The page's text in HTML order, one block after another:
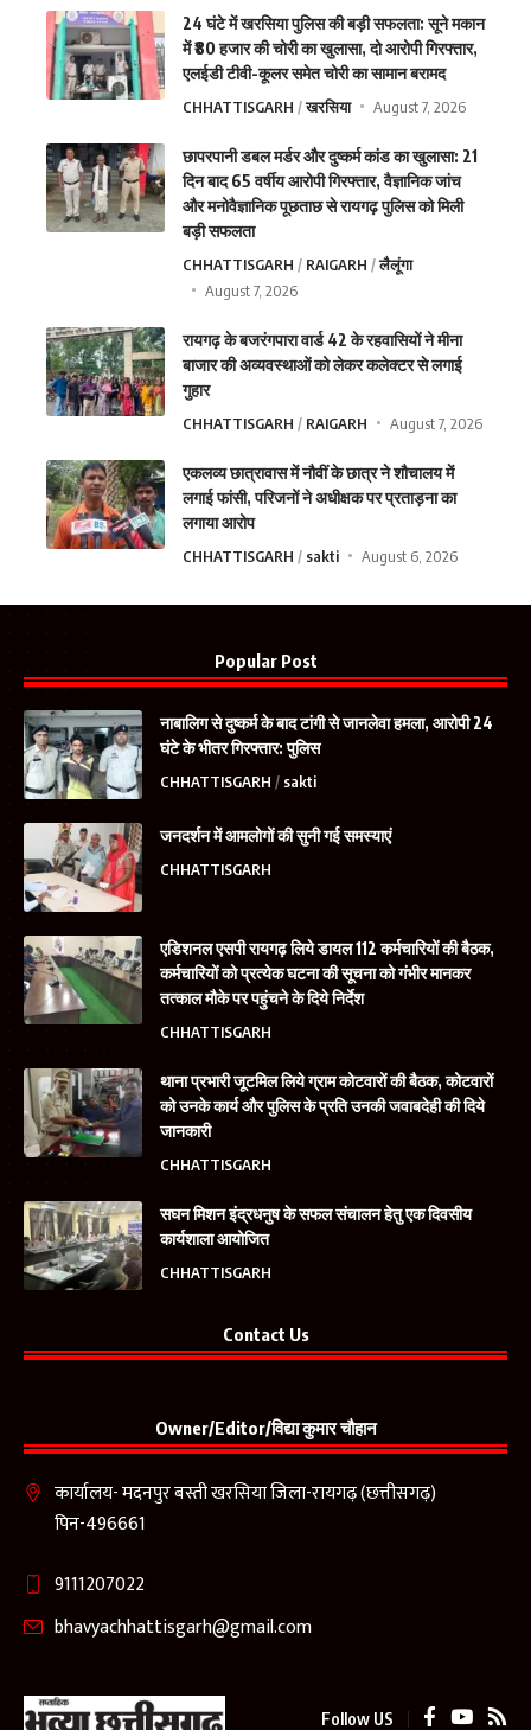
24 घंटे में खरसिया पुलिस की बड़ी सफलता: सूने मकान
में ₹80 हजार की चोरी का खुलासा, दो आरोपी गिरफ्तार,
एलईडी टीवी-कूलर समेत चोरी का सामान बरामद
CHHATTISGARH खरसिया August 7, 2026
छापरपानी डबल मर्डर और दुष्कर्म कांड का खुलासा: 21
दिन बाद 65 वर्षीय आरोपी गिरफ्तार, वैज्ञानिक जांच
और मनोवैज्ञानिक पूछताछ से रायगढ़ पुलिस को मिली
बड़ी सफलता
CHHATTISGARH RAIGARH
लैलूंगा
August 7, 2026
रायगढ़ के बजरंगपारा वार्ड 42 के रहवासियों ने मीना
बाजार की अव्यवस्थाओं को लेकर कलेक्टर से लगाई
गुहार
CHHATTISGARH RAIGARH August 7, 2026
एकलव्य छात्रावास में नौवीं के छात्र ने शौचालय में
लगाई फांसी, परिजनों ने अधीक्षक पर प्रताड़ना का
लगाया आरोप
CHHATTISGARH sakti August 6, 2026
Popular Post
नाबालिग से दुष्कर्म के बाद टांगी से जानलेवा हमला, आरोपी 24
घंटे के भीतर गिरफ्तार: पुलिस
CHHATTISGARH sakti
जनदर्शन में आमलोगों की सुनी गई समस्याएं
CHHATTISGARH
एडिशनल एसपी रायगढ़ लिये डायल 112 कर्मचारियों की बैठक,
कर्मचारियों को प्रत्येक घटना की सूचना को गंभीर मानकर
तत्काल मौके पर पहुंचने के दिये निर्देश
CHHATTISGARH
थाना प्रभारी जूटमिल लिये ग्राम कोटवारों की बैठक, कोटवारों
को उनके कार्य और पुलिस के प्रति उनकी जवाबदेही की दिये
जानकारी
CHHATTISGARH
सघन मिशन इंद्रधनुष के सफल संचालन हेतु एक दिवसीय
कार्यशाला आयोजित
CHHATTISGARH
Contact Us
Owner/Editor/विद्या कुमार चौहान
कार्यालय- मदनपुर बस्ती खरसिया जिला-रायगढ़ (छत्तीसगढ़)
पिन-496661
9111207022
bhavyachhattisgarh@gmail.com
Follow US